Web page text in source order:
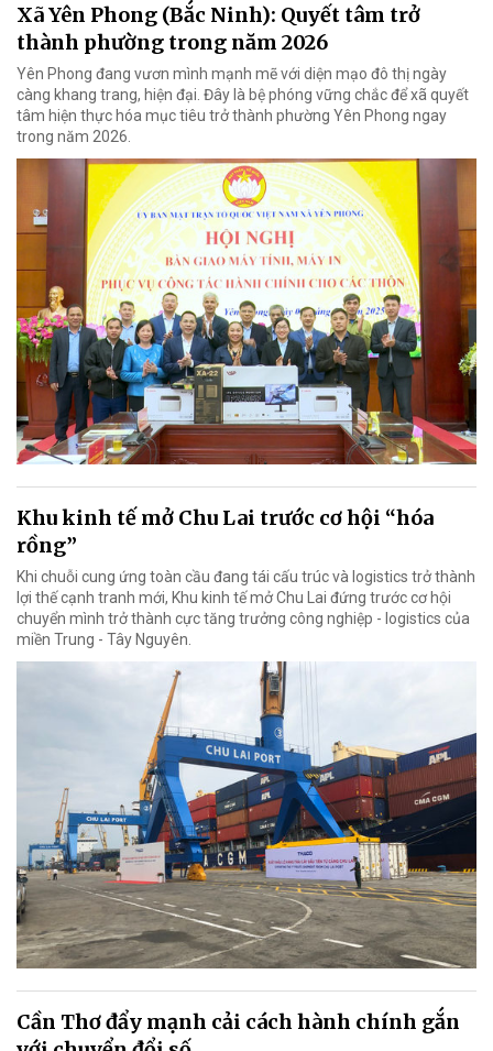
Xã Yên Phong (Bắc Ninh): Quyết tâm trở
thành phường trong năm 2026
Yên Phong đang vươn mình mạnh mẽ với diện mạo đô thị ngày
càng khang trang, hiện đại. Đây là bệ phóng vững chắc để xã quyết
tâm hiện thực hóa mục tiêu trở thành phường Yên Phong ngay
trong năm 2026.
Khu kinh tế mở Chu Lai trước cơ hội “hóa
rồng”
Khi chuỗi cung ứng toàn cầu đang tái cấu trúc và logistics trở thành
lợi thế cạnh tranh mới, Khu kinh tế mở Chu Lai đứng trước cơ hội
chuyển mình trở thành cực tăng trưởng công nghiệp - logistics của
miền Trung - Tây Nguyên.
Cần Thơ đẩy mạnh cải cách hành chính gắn